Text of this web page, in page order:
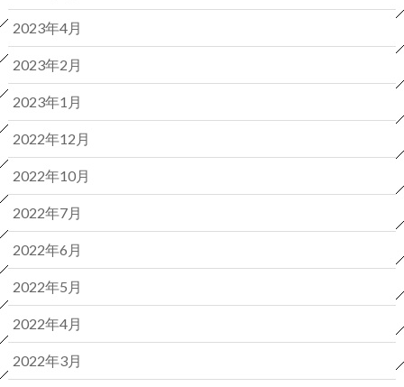
2023年4月
2023年2月
2023年1月
2022年12月
2022年10月
2022年7月
2022年6月
2022年5月
2022年4月
2022年3月